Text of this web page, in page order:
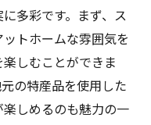
酒が繋ぐ人々の輪
とき：スナックの
多彩です。まず、ス
トホームな雰囲気を
しむことができま
の特産品を使用した
しめるのも魅力の一